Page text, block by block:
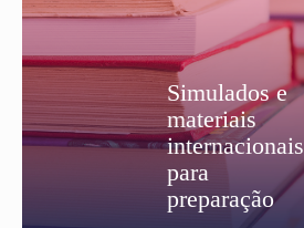
Simulados e
materiais
internacionais
para
preparação